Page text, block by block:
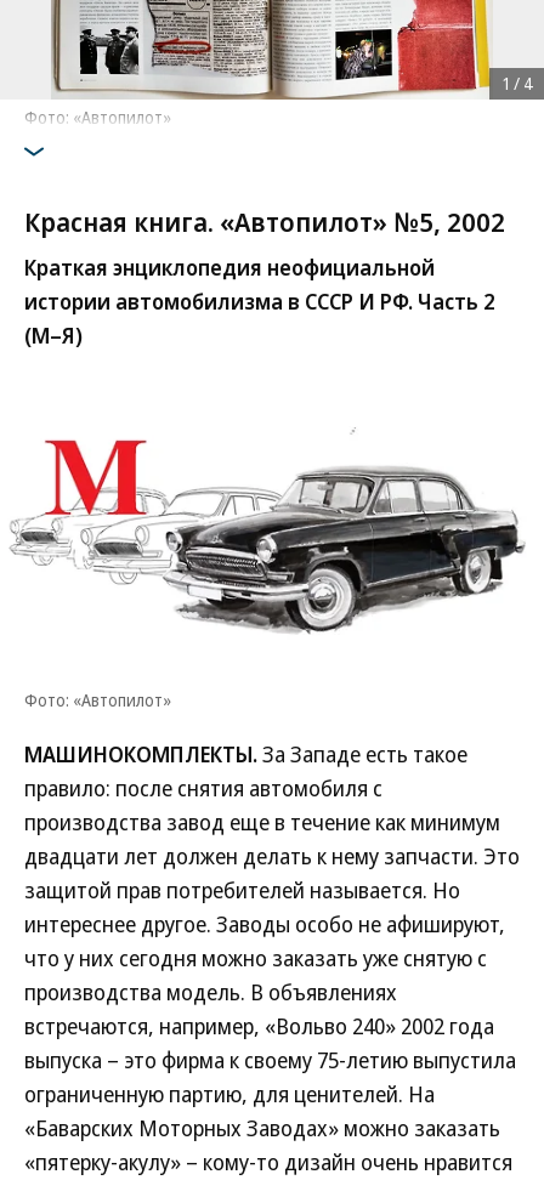
Фото: «Автопилот»
1 / 4
Красная книга. «Автопилот» №5, 2002
Краткая энциклопедия неофициальной
истории автомобилизма в СССР И РФ. Часть 2
(М–Я)
Фото: «Автопилот»
МАШИНОКОМПЛЕКТЫ.За Западе есть такое
правило: после снятия автомобиля с
производства завод еще в течение как минимум
двадцати лет должен делать к нему запчасти. Это
защитой прав потребителей называется. Но
интереснее другое. Заводы особо не афишируют,
что у них сегодня можно заказать уже снятую с
производства модель. В объявлениях
встречаются, например, «Вольво 240» 2002 года
выпуска – это фирма к своему 75-летию выпустила
ограниченную партию, для ценителей. На
«Баварских Моторных Заводах» можно заказать
«пятерку-акулу» – кому-то дизайн очень нравится